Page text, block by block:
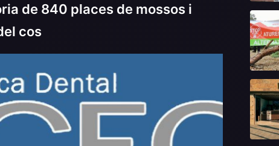
de 840 places de mossos i
cos